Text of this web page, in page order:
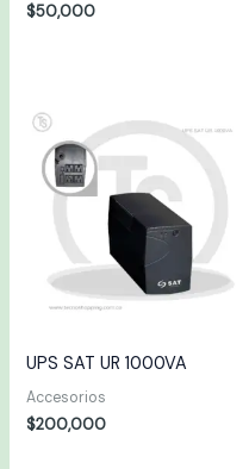
$50,000
UPS SAT UR 1000VA
Accesorios
$200,000